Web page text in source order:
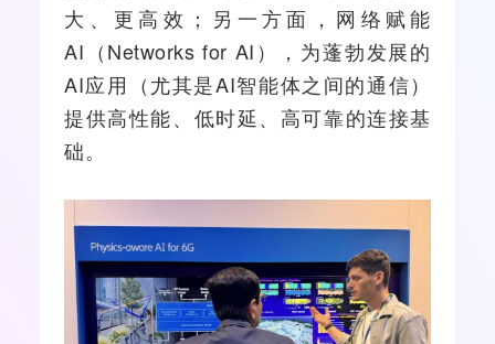
大、更高效；另一方面，网络赋能
AI（Networks for AI），为蓬勃发展的
AI应用（尤其是AI智能体之间的通信）
提供高性能、低时延、高可靠的连接基
础。